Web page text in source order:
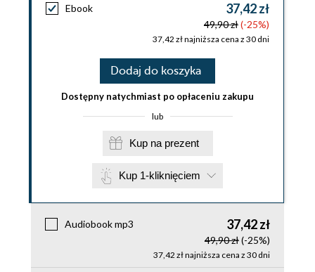
Ebook 37,42 zł
49,90 zł(-25%)
37,42 zł najniższa cena z 30 dni
Dodaj do koszyka
Dostępny natychmiast po opłaceniu zakupu
lub
Kup na prezent
Kup 1-kliknięciem
Audiobook mp3 37,42 zł
49,90 zł(-25%)
37,42 zł najniższa cena z 30 dni